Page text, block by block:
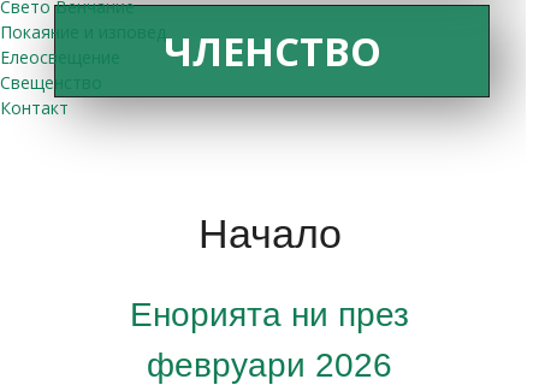
Свето Венчание
Покаяние и изповед
Елеосвещение
Свещенство
Контакт
ЧЛЕНСТВО
Начало
Енорията ни през
февруари 2026